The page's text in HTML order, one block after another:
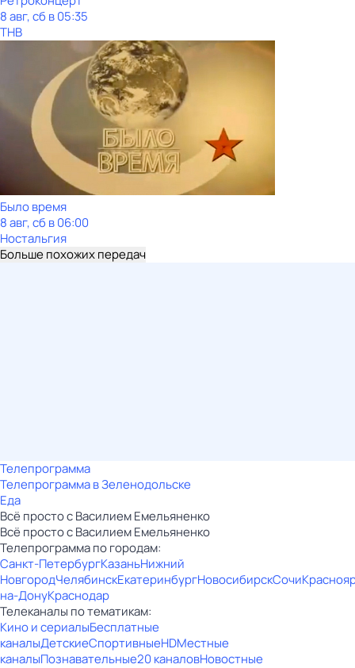
8 авг, сб в 05:35
ТНВ
Было время
8 авг, сб в 06:00
Ностальгия
Больше похожих передач
Телепрограмма
Телепрограмма в Зеленодольске
Еда
Всё просто с Василием Емельяненко
Всё просто с Василием Емельяненко
Телепрограмма по городам:
Санкт-ПетербургКазаньНижний
НовгородЧелябинскЕкатеринбургНовосибирскСочи
на-ДонуКраснодар
Телеканалы по тематикам:
Кино и сериалыБесплатные
каналыДетскиеСпортивныеHDМестные
каналыПознавательные20 каналовНовостные